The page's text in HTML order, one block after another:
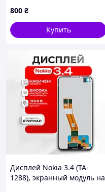
З
800 ₴
Купить
Дисплей Nokia 3.4 (TA-
1288), экранный модуль на